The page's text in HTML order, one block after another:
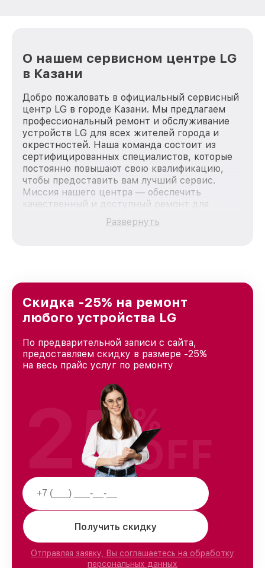
О нашем сервисном центре LG
в Казани
Добро пожаловать в официальный сервисный
центр LG в городе Казани. Мы предлагаем
профессиональный ремонт и обслуживание
устройств LG для всех жителей города и
окрестностей. Наша команда состоит из
сертифицированных специалистов, которые
постоянно повышают свою квалификацию,
чтобы предоставить вам лучший сервис.
Миссия нашего центра — обеспечить
качественный и доступный ремонт для
каждого пользователя продукции LG, вне
зависимости от сложности поломки. Мы
и лояльности наших клиентов.
Развернуть
Скидка -25% на ремонт
любого устройства LG
По предварительной записи с сайта,
предоставляем скидку в размере -25%
на весь прайс услуг по ремонту
Получить скидку
Отправляя заявку, Вы соглашаетесь на обработку
персональных данных
25%
OFF